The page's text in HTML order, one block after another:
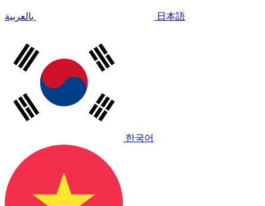
بالعربية 日本語
한국어